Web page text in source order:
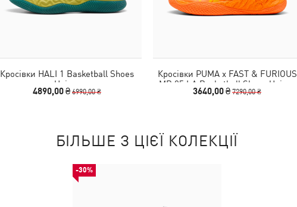
Кросівки HALI 1 Basketball Shoes
Unisex
4890,00 ₴6990,00 ₴
Кросівки PUMA x FAST & FURIOUS
MB.05 LA Basketball Shoes Unisex
3640,00 ₴7290,00 ₴
БІЛЬШЕ З ЦІЄЇ КОЛЕКЦІЇ
-30%